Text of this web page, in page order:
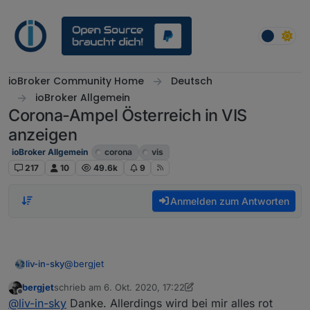
ioBroker Community Home
Deutsch
ioBroker Allgemein
Corona-Ampel Österreich in VIS
anzeigen
ioBroker Allgemein corona
vis
217
10 49.6k 9
Anmelden zum Antworten
liv-in-sky@bergjet
die tabelle braucht die invento widgets (das json)
die schalter habe ich mit material design widgets
Offline
bergjetschrieb am 6. Okt. 2020, 17:22
zuletzt editiert von bergjet 10. Juni 2020, 19:23
@liv-in-sky Danke. Allerdings wird bei mir alles rot